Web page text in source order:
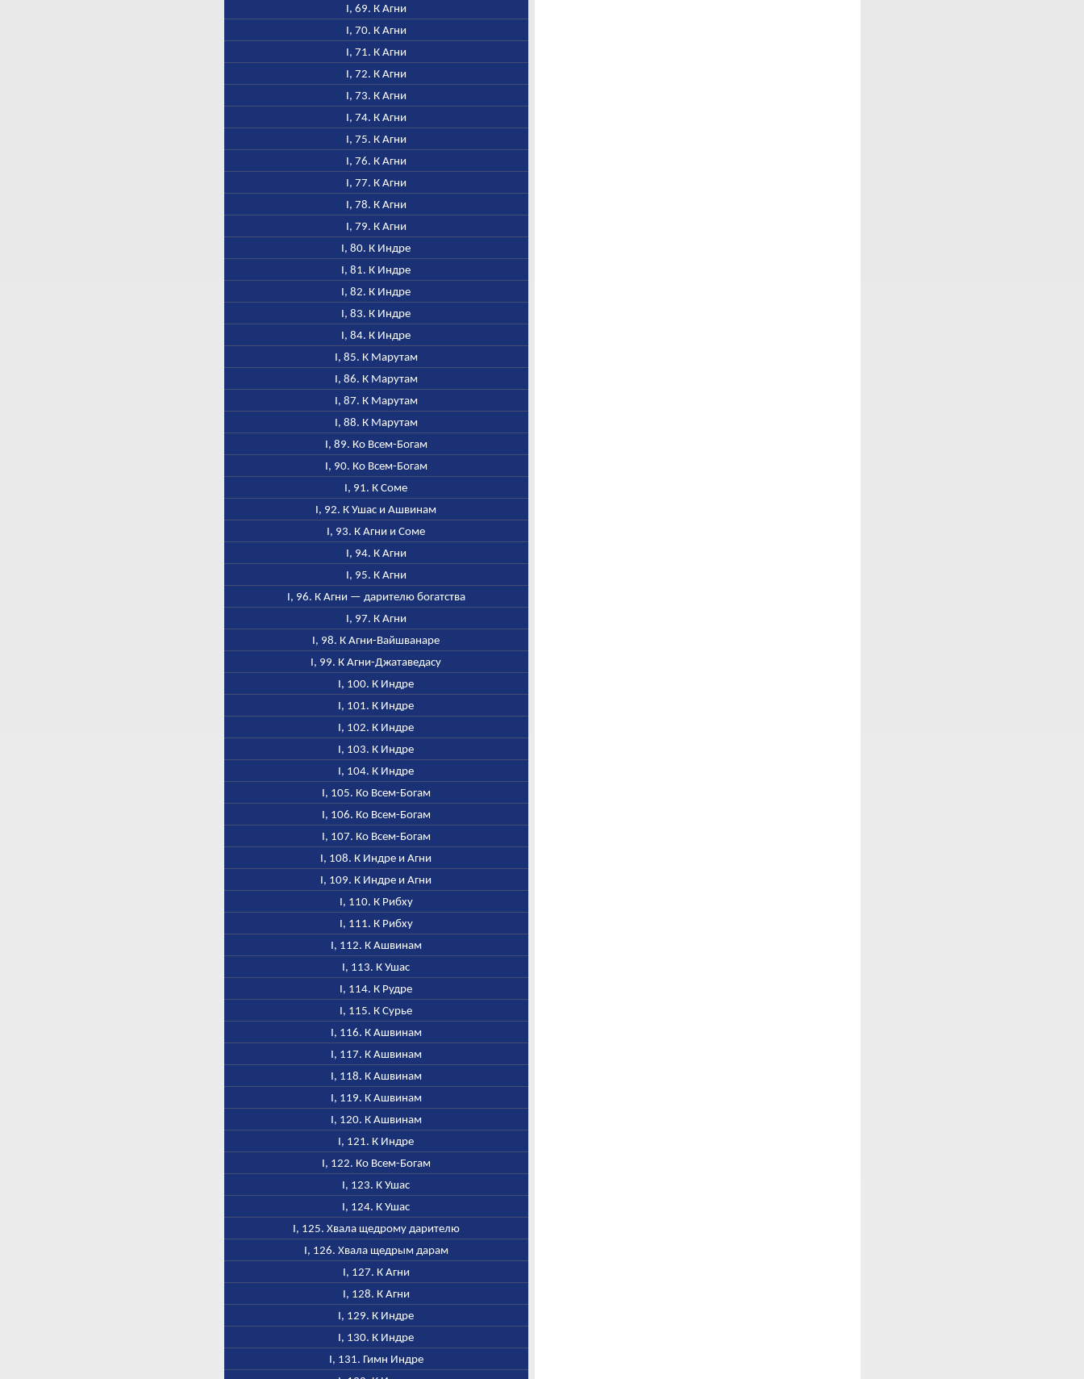
I, 69. К Агни
I, 70. К Агни
I, 71. К Агни
I, 72. К Агни
I, 73. К Агни
I, 74. К Агни
I, 75. К Агни
I, 76. К Агни
I, 77. К Агни
I, 78. К Агни
I, 79. К Агни
I, 80. К Индре
I, 81. К Индре
I, 82. К Индре
I, 83. К Индре
I, 84. К Индре
I, 85. К Марутам
I, 86. К Марутам
I, 87. К Марутам
I, 88. К Марутам
I, 89. Ко Всем-Богам
I, 90. Ко Всем-Богам
I, 91. К Соме
I, 92. К Ушас и Ашвинам
I, 93. К Агни и Соме
I, 94. К Агни
I, 95. К Агни
I, 96. К Агни — дарителю богатства
I, 97. К Агни
I, 98. К Агни-Вайшванаре
I, 99. К Агни-Джатаведасу
I, 100. К Индре
I, 101. К Индре
I, 102. К Индре
I, 103. К Индре
I, 104. К Индре
I, 105. Ко Всем-Богам
I, 106. Ко Всем-Богам
I, 107. Ко Всем-Богам
I, 108. К Индре и Агни
I, 109. К Индре и Агни
I, 110. К Рибху
I, 111. К Рибху
I, 112. К Ашвинам
I, 113. К Ушас
I, 114. К Рудре
I, 115. К Сурье
I, 116. К Ашвинам
I, 117. К Ашвинам
I, 118. К Ашвинам
I, 119. К Ашвинам
I, 120. К Ашвинам
I, 121. К Индре
I, 122. Ко Всем-Богам
I, 123. К Ушас
I, 124. К Ушас
I, 125. Хвала щедрому дарителю
I, 126. Хвала щедрым дарам
I, 127. К Агни
I, 128. К Агни
I, 129. К Индре
I, 130. К Индре
I, 131. Гимн Индре